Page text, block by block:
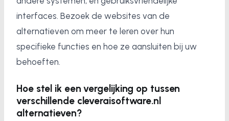
interfaces. Bezoek de websites van de
alternatieven om meer te leren over hun
specifieke functies en hoe ze aansluiten bij uw
behoeften.
Hoe stel ik een vergelijking op tussen
verschillende cleveraisoftware.nl
alternatieven?